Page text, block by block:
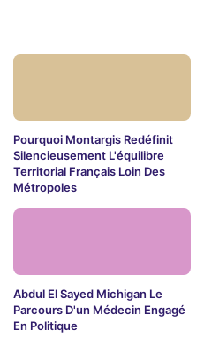
Pourquoi Montargis Redéfinit
Silencieusement L'équilibre
Territorial Français Loin Des
Métropoles
Abdul El Sayed Michigan Le
Parcours D'un Médecin Engagé
En Politique